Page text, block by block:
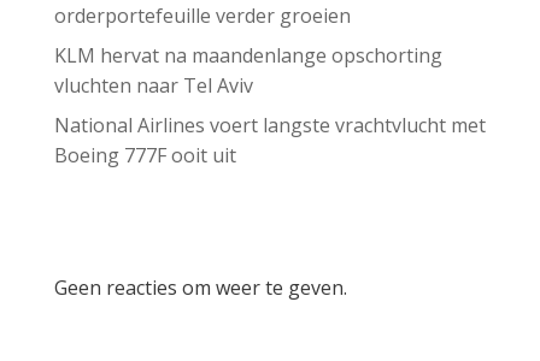
orderportefeuille verder groeien
KLM hervat na maandenlange opschorting
vluchten naar Tel Aviv
National Airlines voert langste vrachtvlucht met
Boeing 777F ooit uit
Geen reacties om weer te geven.